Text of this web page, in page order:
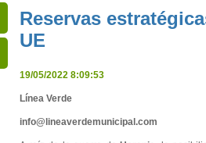
Reservas
UE
19/05/2022 8:09:53
Línea Verde
info@lineaverdemunicipal.com